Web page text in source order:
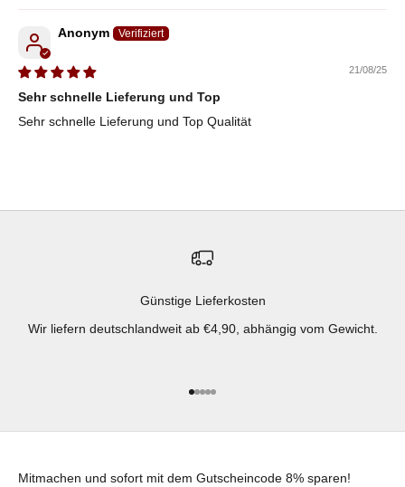
Anonym
21/08/25
Sehr schnelle Lieferung und Top
Sehr schnelle Lieferung und Top Qualität
Günstige Lieferkosten
Wir liefern deutschlandweit ab €4,90, abhängig vom Gewicht.
Gehe zu Element 1
Gehe zu Element 2
Gehe zu Element 3
Gehe zu Element 4
Gehe zu Element 5
Mitmachen und sofort mit dem Gutscheincode 8% sparen!